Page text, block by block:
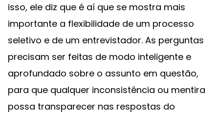
isso, ele diz que é aí que se mostra mais
importante a flexibilidade de um processo
seletivo e de um entrevistador. As perguntas
precisam ser feitas de modo inteligente e
aprofundado sobre o assunto em questão,
para que qualquer inconsistência ou mentira
possa transparecer nas respostas do